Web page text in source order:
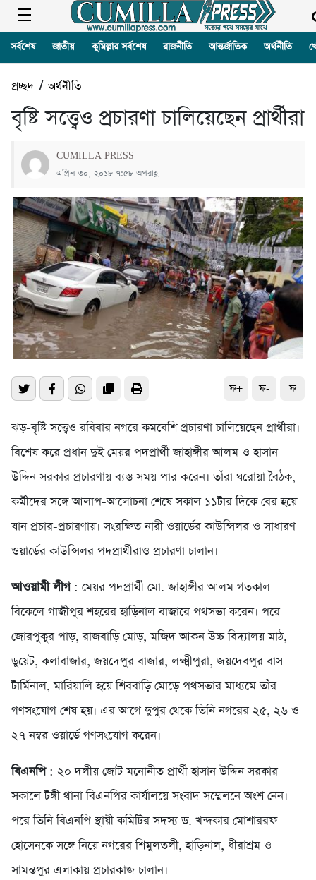
সর্বশেষ জাতীয় কুমিল্লার সর্বশেষ রাজনীতি আন্তর্জাতিক অর্থনীতি
প্রচ্ছদ/অর্থনীতি
বৃষ্টি সত্ত্বেও প্রচারণা চালিয়েছেন প্রার্থীরা
CUMILLA PRESS
এপ্রিল ৩০, ২০১৮ ৭:৫৮ অপরাহ্ণ
ফ+ ফ- ফ
ঝড়-বৃষ্টি সত্ত্বেও রবিবার নগরে কমবেশি প্রচারণা চালিয়েছেন প্রার্থীরা।
বিশেষ করে প্রধান দুই মেয়র পদপ্রার্থী জাহাঙ্গীর আলম ও হাসান
উদ্দিন সরকার প্রচারণায় ব্যস্ত সময় পার করেন। তাঁরা ঘরোয়া বৈঠক,
কর্মীদের সঙ্গে আলাপ-আলোচনা শেষে সকাল ১১টার দিকে বের হয়ে
যান প্রচার-প্রচারণায়। সংরক্ষিত নারী ওয়ার্ডের কাউন্সিলর ও সাধারণ
ওয়ার্ডের কাউন্সিলর পদপ্রার্থীরাও প্রচারণা চালান।
আওয়ামী লীগ: মেয়র পদপ্রার্থী মো. জাহাঙ্গীর আলম গতকাল
বিকেলে গাজীপুর শহরের হাড়িনাল বাজারে পথসভা করেন। পরে
জোরপুকুর পাড়, রাজবাড়ি মোড়, মজিদ আকন উচ্চ বিদ্যালয় মাঠ,
ডুয়েট, কলাবাজার, জয়দেপুর বাজার, লক্ষ্মীপুরা, জয়দেবপুর বাস
টার্মিনাল, মারিয়ালি হয়ে শিববাড়ি মোড়ে পথসভার মাধ্যমে তাঁর
গণসংযোগ শেষ হয়। এর আগে দুপুর থেকে তিনি নগরের ২৫, ২৬ ও
২৭ নম্বর ওয়ার্ডে গণসংযোগ করেন।
বিএনপি: ২০ দলীয় জোট মনোনীত প্রার্থী হাসান উদ্দিন সরকার
সকালে টঙ্গী থানা বিএনপির কার্যালয়ে সংবাদ সম্মেলনে অংশ নেন।
পরে তিনি বিএনপি স্থায়ী কমিটির সদস্য ড. খন্দকার মোশাররফ
হোসেনকে সঙ্গে নিয়ে নগরের শিমুলতলী, হাড়িনাল, ধীরাশ্রম ও
সামন্তপুর এলাকায় প্রচারকাজ চালান।